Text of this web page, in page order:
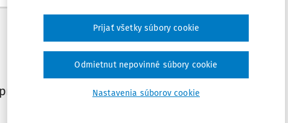
Máte predplatné? Prihláste sa
ŠTART.Nastavenia súborov cookie
Odmietnut nepovinné súbory cookie
Prijať všetky súbory cookie